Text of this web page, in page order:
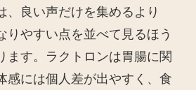
、良い声だけを集めるより
りやすい点を並べて見るほう
ます。ラクトロンは胃腸に関
感には個人差が出やすく、食